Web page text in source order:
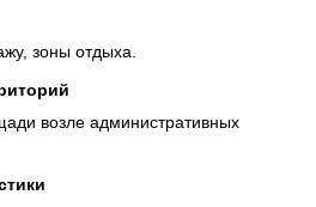
зоны отдыха.
возле административных